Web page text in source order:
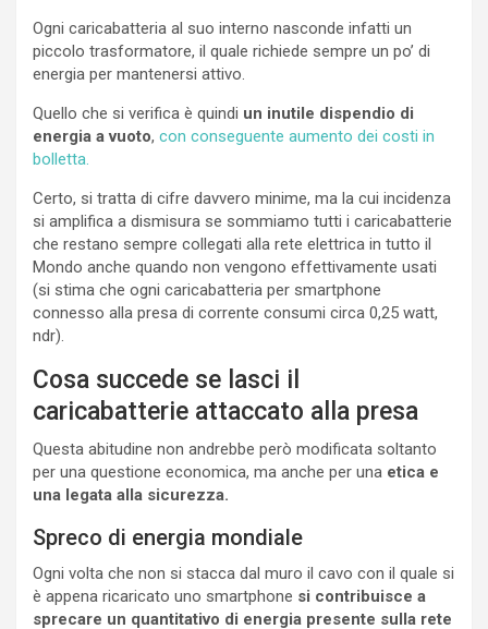
Ogni caricabatteria al suo interno nasconde infatti un
piccolo trasformatore, il quale richiede sempre un po’ di
energia per mantenersi attivo.
Quello che si verifica è quindi un inutile dispendio di
energia a vuoto, con conseguente aumento dei costi in
bolletta.
Certo, si tratta di cifre davvero minime, ma la cui incidenza
si amplifica a dismisura se sommiamo tutti i caricabatterie
che restano sempre collegati alla rete elettrica in tutto il
Mondo anche quando non vengono effettivamente usati
(si stima che ogni caricabatteria per smartphone
connesso alla presa di corrente consumi circa 0,25 watt,
ndr).
Cosa succede se lasci il
caricabatterie attaccato alla presa
Questa abitudine non andrebbe però modificata soltanto
per una questione economica, ma anche per una etica e
una legata alla sicurezza.
Spreco di energia mondiale
Ogni volta che non si stacca dal muro il cavo con il quale si
è appena ricaricato uno smartphone si contribuisce a
sprecare un quantitativo di energia presente sulla rete